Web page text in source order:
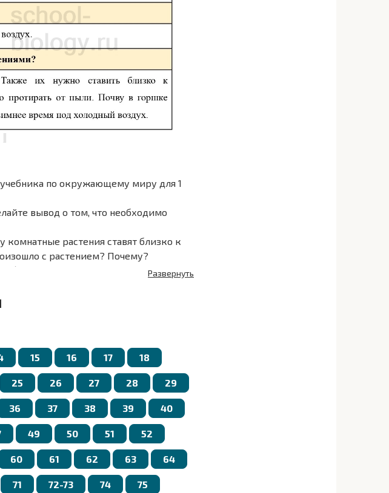
Развернуть
по окружающему миру для 1
вывод о том, что необходимо
комнатные растения ставят близко к
с растением? Почему?
(полив, протирание листьев,
15 16 17 18
25 26 27 28 29
36 37 38 39 40
49 50 51 52
60 61 62 63 64
71 72-73 74 75